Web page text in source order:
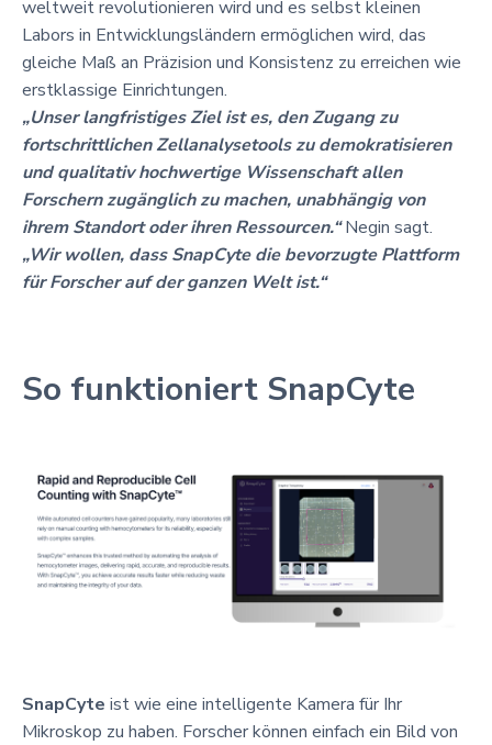
weltweit revolutionieren wird und es selbst kleinen
Labors in Entwicklungsländern ermöglichen wird, das
gleiche Maß an Präzision und Konsistenz zu erreichen wie
erstklassige Einrichtungen.
„Unser langfristiges Ziel ist es, den Zugang zu
fortschrittlichen Zellanalysetools zu demokratisieren
und qualitativ hochwertige Wissenschaft allen
Forschern zugänglich zu machen, unabhängig von
ihrem Standort oder ihren Ressourcen.“Negin sagt.
„Wir wollen, dass SnapCyte die bevorzugte Plattform
für Forscher auf der ganzen Welt ist.“
So funktioniert SnapCyte
SnapCyte ist wie eine intelligente Kamera für Ihr
Mikroskop zu haben. Forscher können einfach ein Bild von